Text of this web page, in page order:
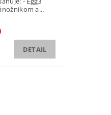
a...
DETAIL